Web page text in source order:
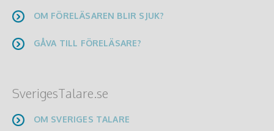
OM FÖRELÄSAREN BLIR SJUK?
GÅVA TILL FÖRELÄSARE?
SverigesTalare.se
OM SVERIGES TALARE